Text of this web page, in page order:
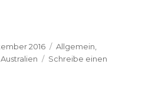
2016 Kategorien
Allgemein
Schreibe einen